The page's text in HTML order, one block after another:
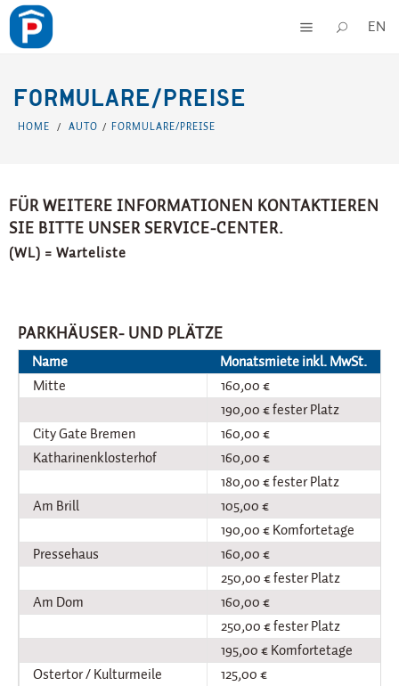
EN
FORMULARE/PREISE
HOME / AUTO / FORMULARE/PREISE
FÜR WEITERE INFORMATIONEN KONTAKTIEREN
SIE BITTE UNSER SERVICE-CENTER.
(WL) = Warteliste
PARKHÄUSER- UND PLÄTZE
Name
Monatsmiete inkl. MwSt.
Mitte
160,00 €
190,00 € fester Platz
City Gate Bremen
160,00 €
Katharinenklosterhof
160,00 €
180,00 € fester Platz
Am Brill
105,00 €
190,00 € Komfortetage
Pressehaus
160,00 €
250,00 € fester Platz
Am Dom
160,00 €
250,00 € fester Platz
195,00 € Komfortetage
Ostertor / Kulturmeile
125,00 €